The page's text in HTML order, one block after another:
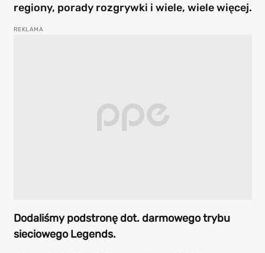
regiony, porady rozgrywki i wiele, wiele więcej.
Dodaliśmy podstronę dot. darmowego trybu
sieciowego Legends.